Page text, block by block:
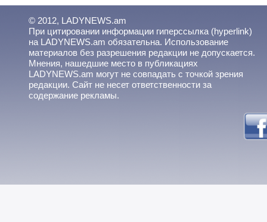
© 2012, LADYNEWS.am
При цитировании информации гиперссылка (hyperlink)
на LADYNEWS.am обязательна. Использование
материалов без разрешения редакции не допускается.
Мнения, нашедшие место в публикациях
LADYNEWS.am могут не совпадать с точкой зрения
редакции. Сайт не несет ответственности за
содержание рекламы.